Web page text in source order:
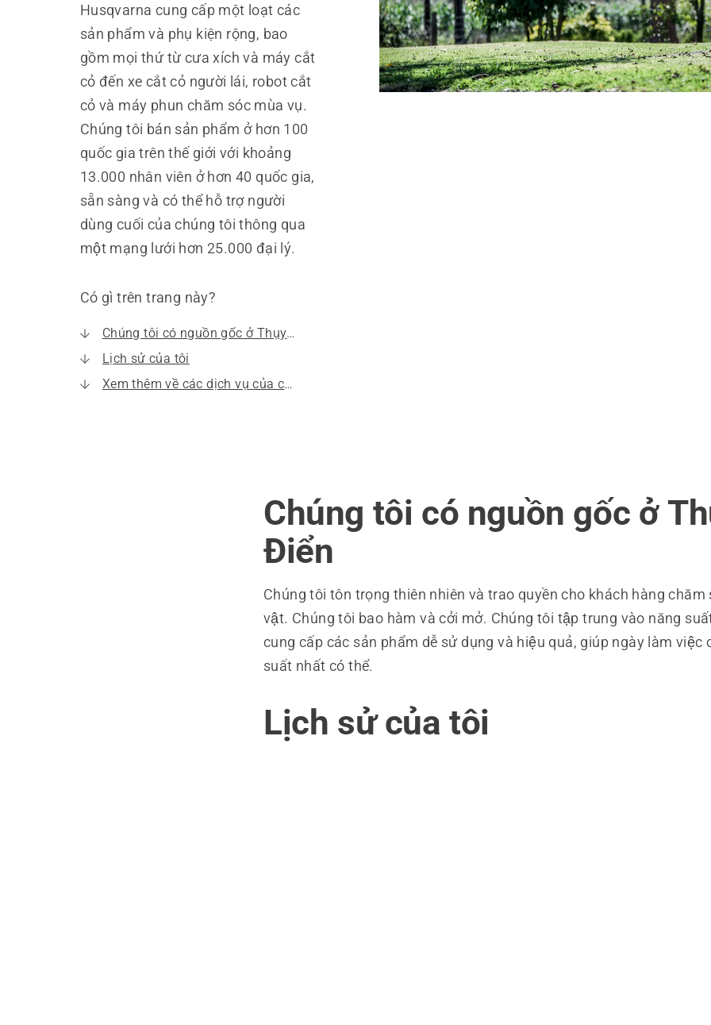
Husqvarna cung cấp một loạt các
sản phẩm và phụ kiện rộng, bao
gồm mọi thứ từ cưa xích và máy cắt
cỏ đến xe cắt cỏ người lái, robot cắt
cỏ và máy phun chăm sóc mùa vụ.
Chúng tôi bán sản phẩm ở hơn 100
quốc gia trên thế giới với khoảng
13.000 nhân viên ở hơn 40 quốc gia,
sẵn sàng và có thể hỗ trợ người
dùng cuối của chúng tôi thông qua
một mạng lưới hơn 25.000 đại lý.
Có gì trên trang này?
Chúng tôi có nguồn gốc ở Thụy Điển
Lịch sử của tôi
Xem thêm về các dịch vụ của chúng tôi
Chúng tôi có nguồn gốc ở
Điển
Chúng tôi tôn trọng thiên nhiên và trao quyền cho khách hàng chăm
vật. Chúng tôi bao hàm và cởi mở. Chúng tôi tập trung vào năng
cung cấp các sản phẩm dễ sử dụng và hiệu quả, giúp ngày làm việc
suất nhất có thể.
Lịch sử của tôi